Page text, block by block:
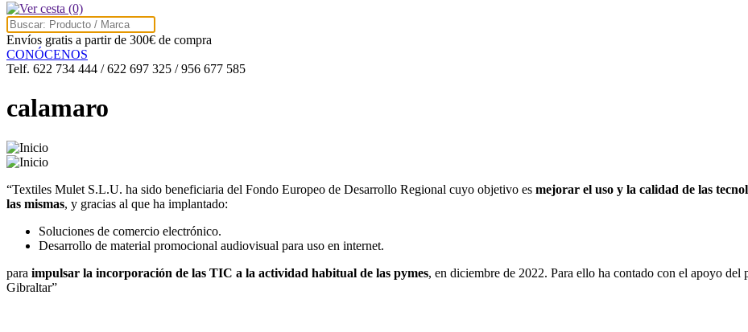
(0)
Envíos gratis a partir de 300€ de compra
CONÓCENOS
Telf. 622 734 444 / 622 697 325 / 956 677 585
calamaro
“Textiles Mulet S.L.U. ha sido beneficiaria del Fondo Europeo de Desarrollo Regional cuyo objetivo es mejorar el uso y la calidad de las
las mismas, y gracias al que ha implantado:
Soluciones de comercio electrónico.
Desarrollo de material promocional audiovisual para uso en internet.
para impulsar la incorporación de las TIC a la actividad habitual de las pymes, en diciembre de 2022. Para ello ha contado con el apoyo
Gibraltar”